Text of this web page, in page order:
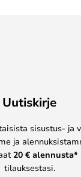
Uutiskirje
sisustus- ja
ja
20 € alennusta*
tilauksestasi.